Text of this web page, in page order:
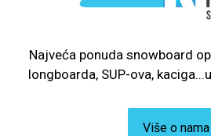
Najveća ponuda snowboard
longboarda, SUP-ova,
Više o nama